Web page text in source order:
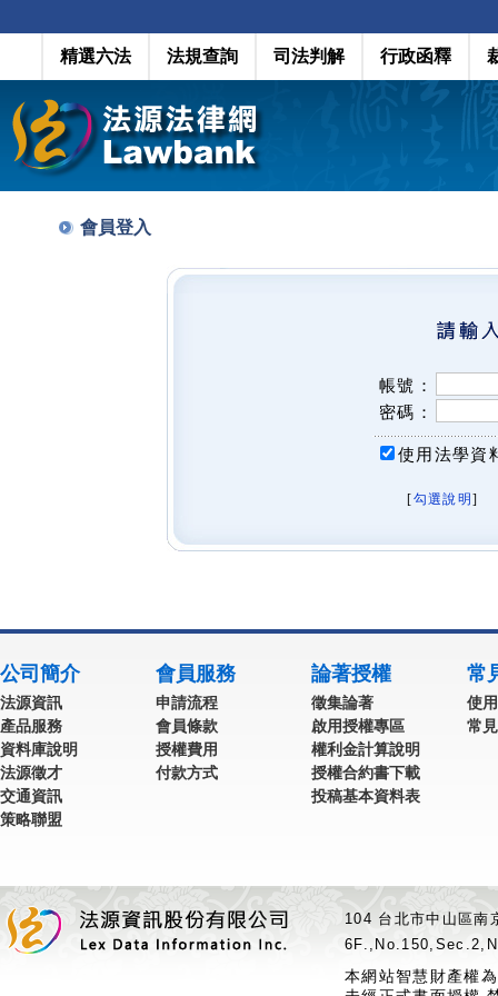
精選六法 法規查詢 司法判解 行政函釋
會員登入
帳號：
密碼：
使用法學資
[勾選說明 ]
公司簡介
法源資訊
產品服務
資料庫說明
法源徵才
交通資訊
策略聯盟
會員服務
申請流程
會員條款
授權費用
付款方式
論著授權
徵集論著
啟用授權專區
權利金計算說明
授權合約書下載
投稿基本資料表
常
使
常
104 台北市中山區
本網站智慧財產權